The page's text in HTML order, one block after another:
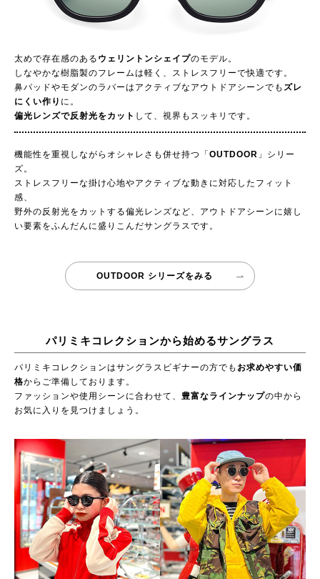
太めで存在感のある ウェリントンシェイプのモデル。
しなやかな樹脂製のフレームは軽く、ストレスフリーで快適です。
鼻パッドやモダンのラバーはアクティブなアウトドアシーンでも ズレ
にくい作り に。
偏光レンズで反射光をカット して、視界もスッキリです。
機能性を重視しながらオシャレさも併せ持つ「 OUTDOOR 」シリー
ズ。
ストレスフリーな掛け心地やアクティブな動きに対応したフィット
感、
野外の反射光をカットする偏光レンズなど、アウトドアシーンに嬉し
い要素をふんだんに盛りこんだサングラスです。
OUTDOOR シリーズをみる
パリミキコレクションから始めるサングラス
パリミキコレクションはサングラスビギナーの方でも お求めやすい価
格からご準備しております。
ファッションや使用シーンに合わせて、 豊富なラインナップの中から
お気に入りを見つけましょう。